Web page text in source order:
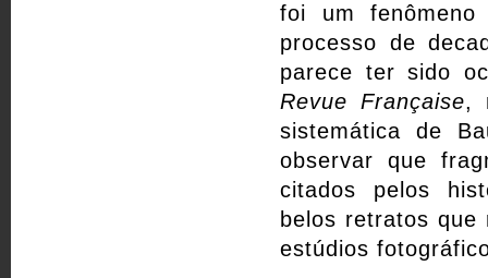
foi um
processo de
parece ter sido
Revue Française,
sistemática de
observar que
citados pelos
belos retratos que
estúdios